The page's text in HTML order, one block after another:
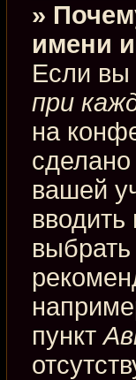
»
имени
Если вы
при
на
сделано
вашей
пункт